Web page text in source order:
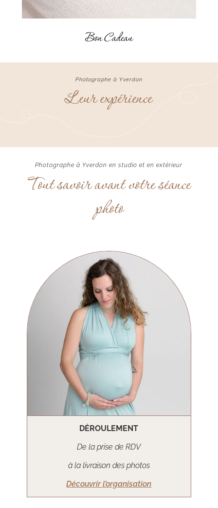
Bon Cadeau
Photographe à Yverdon
Leur expérience
Photographe à Yverdon en studio et en extérieur
Tout savoir avant votre séance
photo
DÉROULEMENT
De la prise de RDV
à la livraison des photos
Découvrir l’organisation